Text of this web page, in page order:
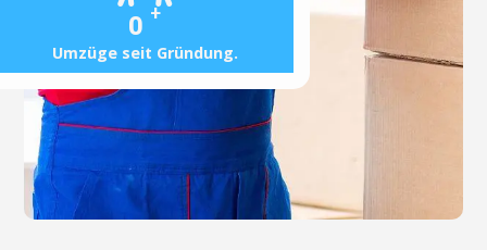
0 +
Umzüge seit Gründung.